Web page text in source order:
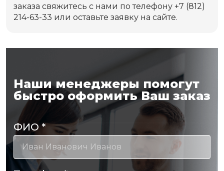
заказа свяжитесь с нами по телефону +7 (812)
214-63-33 или оставьте заявку на сайте.
Наши менеджеры помогут
быстро оформить Ваш заказ
ФИО*